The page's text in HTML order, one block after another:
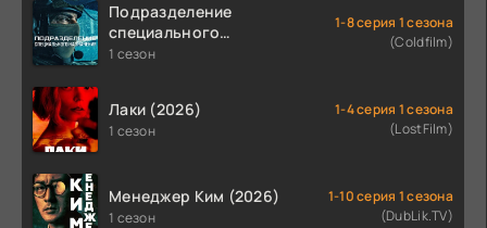
Подразделение
специального
назначения (2026)
1 сезон
1-8 серия 1 сезона
(Coldfilm)
Лаки (2026)
1 сезон
1-4 серия 1 сезона
(LostFilm)
Менеджер Ким (2026)
1 сезон
1-10 серия 1 сезона
(DubLik.TV)